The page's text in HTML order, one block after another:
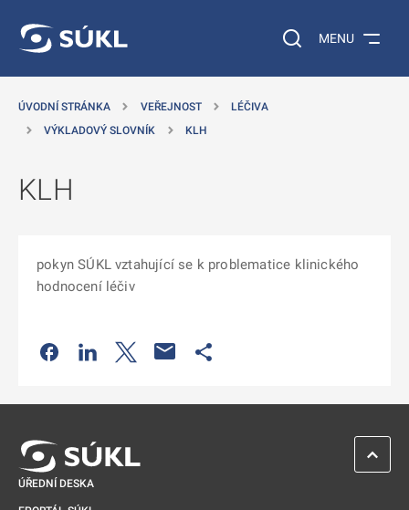
Vyhledávání na
MENU
ÚVODNÍ STRÁNKA VEŘEJNOST
LÉČIVA
VÝKLADOVÝ SLOVNÍK
KLH
KLH
pokyn SÚKL vztahující se k problematice klinického
hodnocení léčiv
Odkaz se otevře na nové kartě
Odkaz se otevře na nové kartě
Odkaz se otevře na nové kartě
ÚŘEDNÍ DESKA
ZPĚT